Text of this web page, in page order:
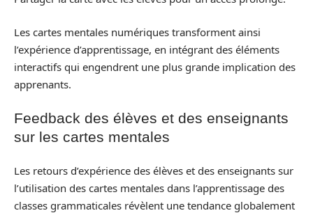
Les cartes mentales numériques transforment ainsi
l’expérience d’apprentissage, en intégrant des éléments
interactifs qui engendrent une plus grande implication des
apprenants.
Feedback des élèves et des enseignants
sur les cartes mentales
Les retours d’expérience des élèves et des enseignants sur
l’utilisation des cartes mentales dans l’apprentissage des
classes grammaticales révèlent une tendance globalement